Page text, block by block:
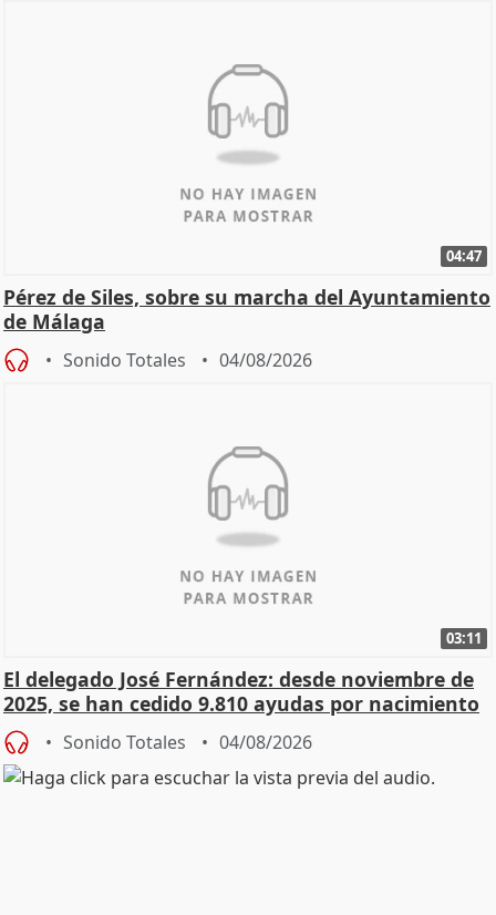
04:47
Pérez de Siles, sobre su marcha del Ayuntamiento
de Málaga
Sonido Totales 04/08/2026
03:11
El delegado José Fernández: desde noviembre de
2025, se han cedido 9.810 ayudas por nacimiento
Sonido Totales 04/08/2026